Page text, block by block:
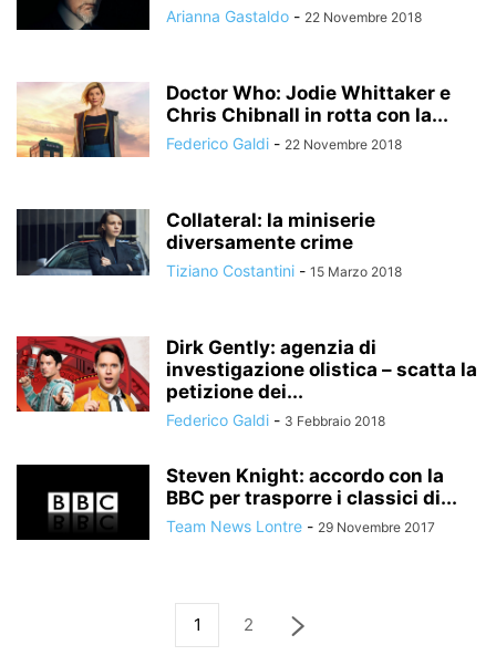
Arianna Gastaldo - 22 Novembre 2018
Doctor Who: Jodie Whittaker e
Chris Chibnall in rotta con la...
Federico Galdi - 22 Novembre 2018
Collateral: la miniserie
diversamente crime
Tiziano Costantini - 15 Marzo 2018
Dirk Gently: agenzia di
investigazione olistica – scatta la
petizione dei...
Federico Galdi - 3 Febbraio 2018
Steven Knight: accordo con la
BBC per trasporre i classici di...
Team News Lontre - 29 Novembre 2017
1 2